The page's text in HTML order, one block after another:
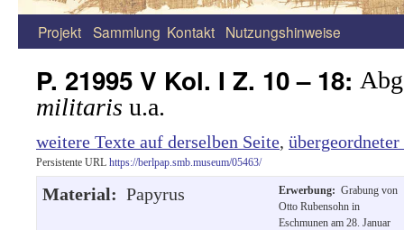
Zum
springen
Projekt Sammlung Kontakt Nutzungshinweise
P. 21995 V Kol. I Z. 10 – 18:
militaris u.a.
weitere Texte auf derselben Seite, übergeordneter
Persistente URL https://berlpap.smb.museum/05463/
Material: Papyrus Erwerbung: Grabung von
Otto Rubensohn in
Eschmunen am 28. Januar